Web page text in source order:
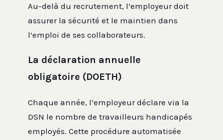
Au-delà du recrutement, l’employeur doit
assurer la sécurité et le maintien dans
l’emploi de ses collaborateurs.
La déclaration annuelle
obligatoire (DOETH)
Chaque année, l’employeur déclare via la
DSN le nombre de travailleurs handicapés
employés. Cette procédure automatisée